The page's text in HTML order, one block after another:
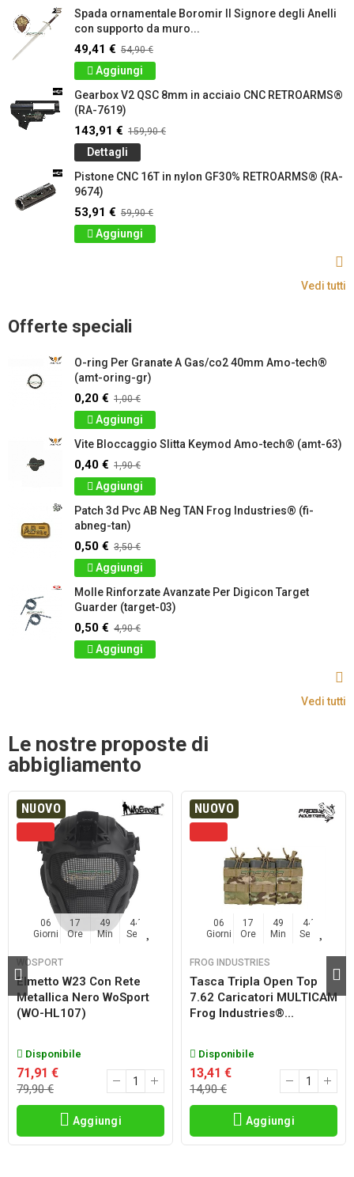
Spada ornamentale Boromir Il Signore degli Anelli
con supporto da muro...
49,41 € 54,90 €
Aggiungi
Gearbox V2 QSC 8mm in acciaio CNC RETROARMS®
(RA-7619)
143,91 € 159,90 €
Dettagli
Pistone CNC 16T in nylon GF30% RETROARMS® (RA-
9674)
53,91 € 59,90 €
Aggiungi
Vedi tutti
Offerte speciali
O-ring Per Granate A Gas/co2 40mm Amo-tech®
(amt-oring-gr)
0,20 € 1,00 €
Aggiungi
Vite Bloccaggio Slitta Keymod Amo-tech® (amt-63)
0,40 € 1,90 €
Aggiungi
Patch 3d Pvc AB Neg TAN Frog Industries® (fi-
abneg-tan)
0,50 € 3,50 €
Aggiungi
Molle Rinforzate Avanzate Per Digicon Target
Guarder (target-03)
0,50 € 4,90 €
Aggiungi
Vedi tutti
Le nostre proposte di
abbigliamento
NUOVO
06
Giorni
17
Ore
49
Min
44
Sec
WOSPORT
Elmetto W23 Con Rete
Metallica Nero WoSport
(WO-HL107)
Disponibile
71,91 €
79,90 €
Aggiungi
NUOVO
06
Giorni
17
Ore
49
Min
44
Sec
FROG INDUSTRIES
Tasca Tripla Open Top
7.62 Caricatori MULTICAM
Frog Industries®...
Disponibile
13,41 €
14,90 €
Aggiungi